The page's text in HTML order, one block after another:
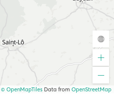
© OpenMapTiles Data from OpenStreetMap